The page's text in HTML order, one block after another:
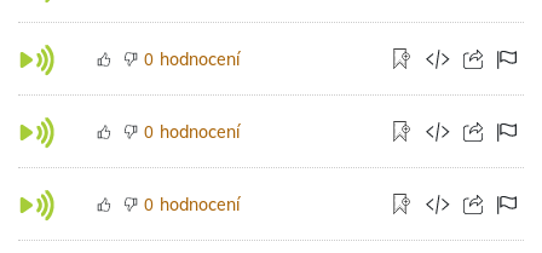
0 hodnocení
0 hodnocení
0 hodnocení